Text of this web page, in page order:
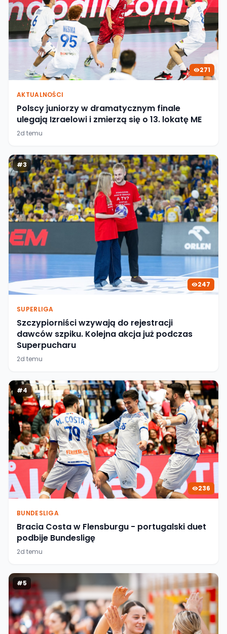
271
AKTUALNOŚCI
Polscy juniorzy w dramatycznym finale
ulegają Izraelowi i zmierzą się o 13. lokatę ME
2d temu
#3
247
SUPERLIGA
Szczypiorniści wzywają do rejestracji
dawców szpiku. Kolejna akcja już podczas
Superpucharu
2d temu
#4
236
BUNDESLIGA
Bracia Costa w Flensburgu - portugalski duet
podbije Bundesligę
2d temu
#5